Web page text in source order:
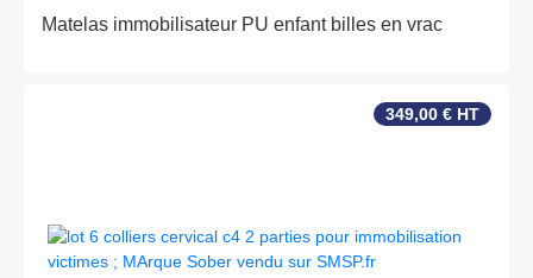
Matelas immobilisateur PU enfant billes en vrac
349,00 € HT